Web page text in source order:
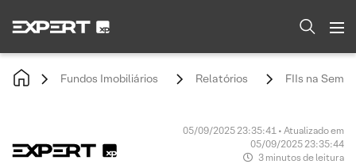
Fundos Imobiliários Relatórios FIIs na
05/09/2025 23:35:41 • Atualizado em
05/09/2025 23:35:44
3 minutos de leitura